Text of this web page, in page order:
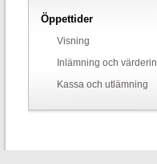
Öppettider
Visning
Inlämning och
Kassa och utlämning